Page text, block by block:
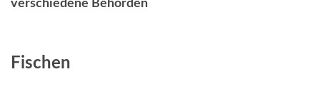
verschiedene Behörden
Fischen